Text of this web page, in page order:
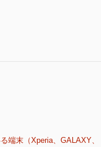
端末（Xperia、GALAXY、